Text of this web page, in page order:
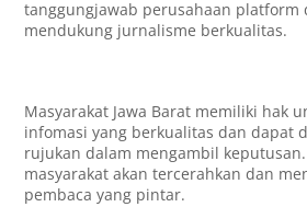
tanggungjawab perusahaan platform
mendukung jurnalisme berkualitas.
Masyarakat Jawa Barat memiliki hak
infomasi yang berkualitas dan dapat
rujukan dalam mengambil
masyarakat akan tercerahkan dan
pembaca yang pintar.